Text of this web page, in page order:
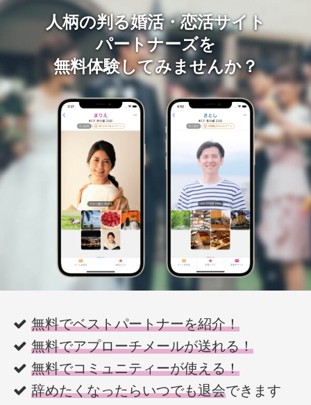
人柄の判る婚活・恋活サイト
パートナーズを
無料体験してみませんか？
無料でベストパートナーを紹介！
無料でアプローチメールが送れる！
無料でコミュニティーが使える！
辞めたくなったらいつでも退会できます